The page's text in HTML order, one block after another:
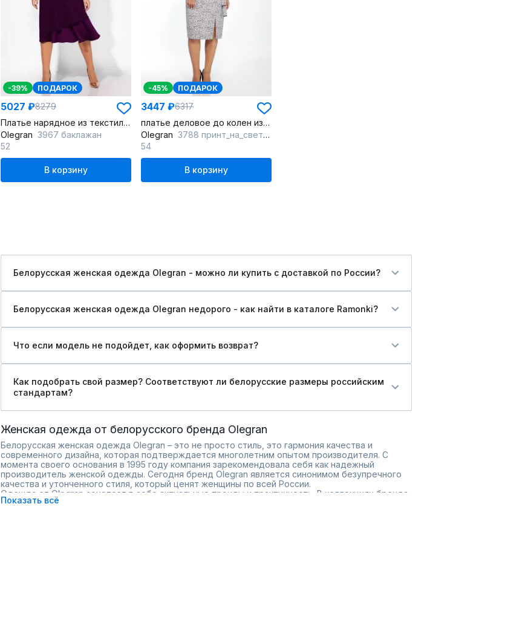
-39% ПОДАРОК
5027 ₽8279
Платье нарядное из текстиля с втачными рукавами и декоративной тесьмой
Olegran 3967 баклажан
52
В корзину
-45% ПОДАРОК
3447 ₽6317
платье деловое до колен из шифона с поясом
Olegran 3788 принт_на_светлом
54
В корзину
Белорусская женская одежда Olegran - можно ли купить c доставкой по России?
Белорусская женская одежда Olegran недорого - как найти в каталоге Ramonki?
Что если модель не подойдет, как оформить возврат?
Как подобрать свой размер? Соответствуют ли белорусские размеры российским
стандартам?
Женская одежда от белорусского бренда Olegran
Белорусская женская одежда Olegran – это не просто стиль, это гармония качества и
современного дизайна, которая подтверждается многолетним опытом производителя. С
момента своего основания в 1995 году компания зарекомендовала себя как надежный
производитель женской одежды. Сегодня бренд Olegran является синонимом безупречного
качества и утонченного стиля, который ценят женщины по всей России.
Одежда от Olegran сочетает в себе актуальные тренды и практичность. В коллекциях бренда
можно найти модели на каждый день, а также стильные наряды для особых случаев. Широкий
Показать всё